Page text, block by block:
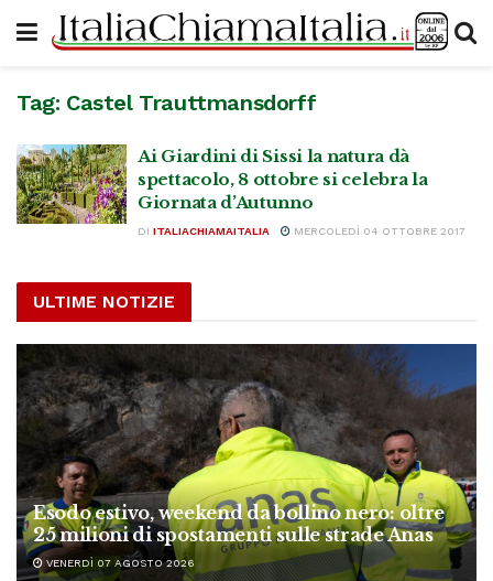
Tag: Castel Trauttmansdorff
Ai Giardini di Sissi la natura dà
spettacolo, 8 ottobre si celebra la
Giornata d’Autunno
DI ITALIACHIAMAITALIA MERCOLEDÌ 04 OTTOBRE 2017
ULTIME NOTIZIE
Esodo estivo, weekend da bollino nero: oltre
25 milioni di spostamenti sulle strade Anas
VENERDÌ 07 AGOSTO 2026